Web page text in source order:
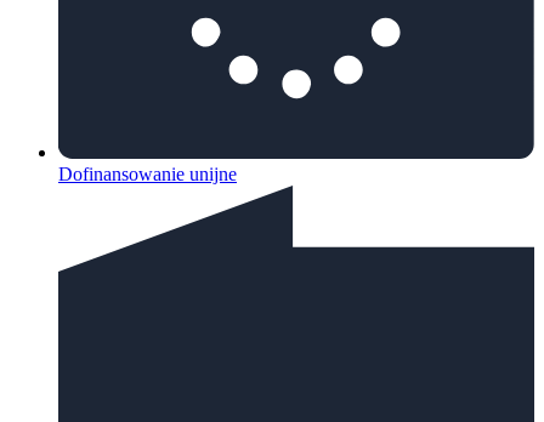
Dofinansowanie unijne